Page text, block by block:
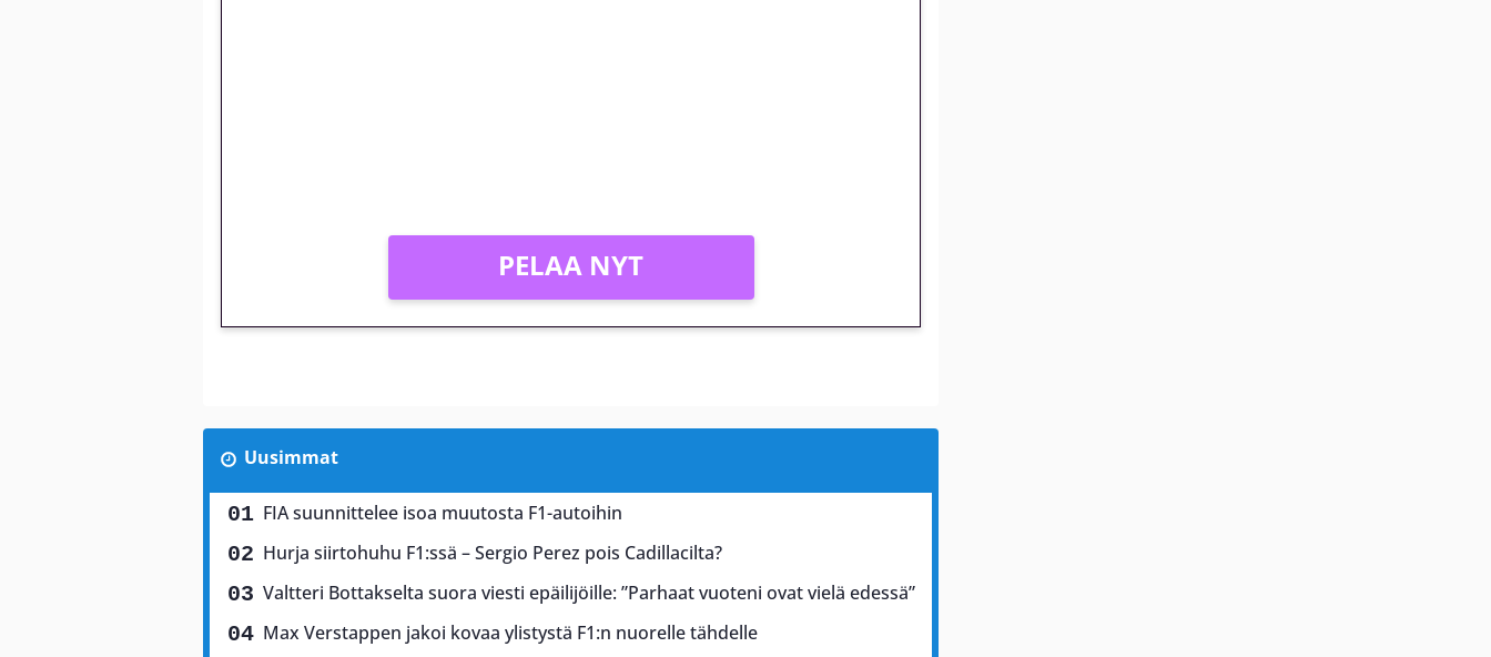
PELAA NYT
Uusimmat
FIA suunnittelee isoa muutosta F1-autoihin
Hurja siirtohuhu F1:ssä – Sergio Perez pois Cadillacilta?
Valtteri Bottakselta suora viesti epäilijöille: ”Parhaat vuoteni ovat vielä edessä”
Max Verstappen jakoi kovaa ylistystä F1:n nuorelle tähdelle